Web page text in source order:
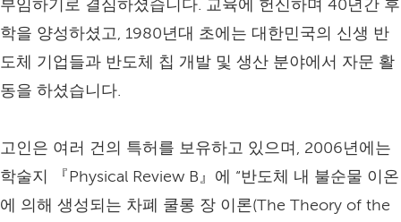
부임하기로 결심하셨습니다. 교육에 헌신하며 40년간 후
학을 양성하셨고, 1980년대 초에는 대한민국의 신생 반
도체 기업들과 반도체 칩 개발 및 생산 분야에서 자문 활
동을 하셨습니다.
고인은 여러 건의 특허를 보유하고 있으며, 2006년에는
학술지 『Physical Review B』에 “반도체 내 불순물 이온
에 의해 생성되는 차폐 쿨롱 장 이론(The Theory of the